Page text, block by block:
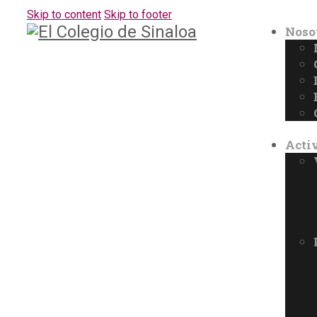
Skip to content Skip to footer